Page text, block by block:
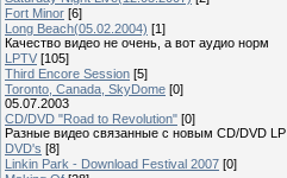
Fort Minor [6]
Long Beach(05.02.2004) [1]
Качество видео не очень, а вот аудио норм
LPTV [105]
Third Encore Session [5]
Toronto, Canada, SkyDome [0]
05.07.2003
CD/DVD "Road to Revolution" [0]
Разные видео связанные с новым CD/DVD LP
DVD's [8]
Linkin Park - Download Festival 2007 [0]